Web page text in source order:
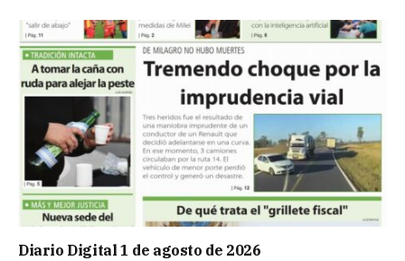
Diario Digital 1 de agosto de 2026